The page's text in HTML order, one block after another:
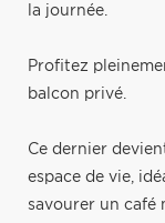
la journée.
Profitez
balcon privé.
Ce dernier
espace de vie,
savourer un café